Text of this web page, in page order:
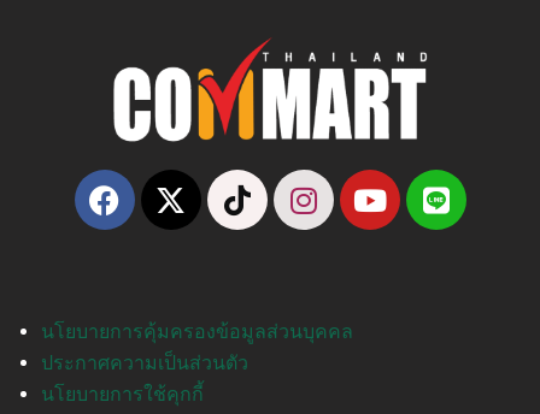
นโยบายการคุ้มครองข้อมูลส่วนบุคคล
ประกาศความเป็นส่วนตัว
นโยบายการใช้คุกกี้